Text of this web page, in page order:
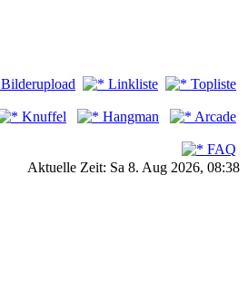
Bilderupload Linkliste Topliste
Knuffel Hangman Arcade
FAQ
Aktuelle Zeit: Sa 8. Aug 2026, 08:38